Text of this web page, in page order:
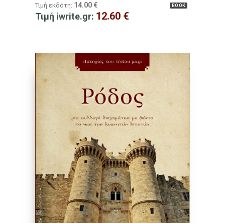
BOOK
Τιμή εκδότη: 14.00 €
Τιμή iwrite.gr: 12.60 €